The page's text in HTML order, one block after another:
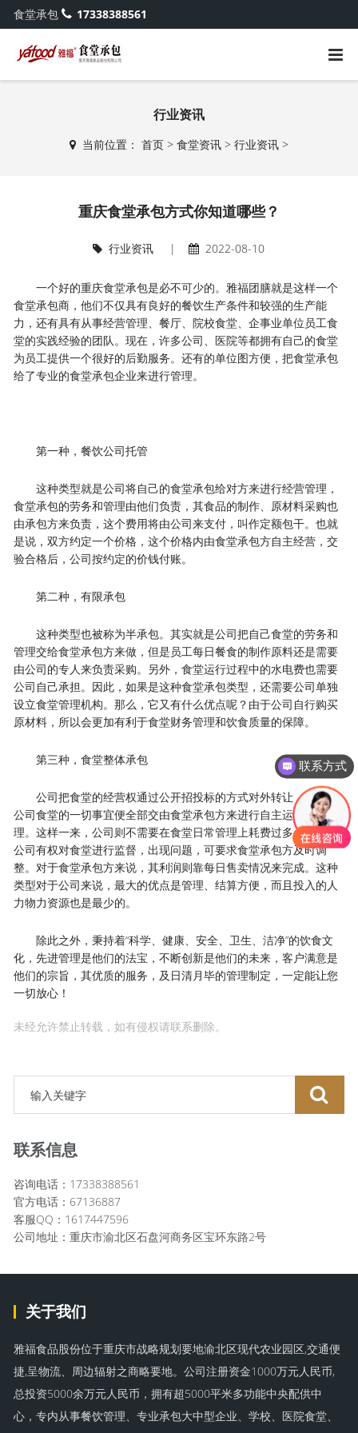
食堂承包 17338388561
行业资讯
当前位置： 首页> 食堂资讯> 行业资讯>
重庆食堂承包方式你知道哪些？
行业资讯 | 2022-08-10
一个好的重庆食堂承包是必不可少的。雅福团膳就是这样一个
食堂承包商，他们不仅具有良好的餐饮生产条件和较强的生产能
力，还有具有从事经营管理、餐厅、院校食堂、企事业单位员工食
堂的实践经验的团队。现在，许多公司、医院等都拥有自己的食堂
为员工提供一个很好的后勤服务。还有的单位图方便，把食堂承包
给了专业的食堂承包企业来进行管理。
第一种，餐饮公司托管
这种类型就是公司将自己的食堂承包给对方来进行经营管理，
食堂承包的劳务和管理由他们负责，其食品的制作、原材料采购也
由承包方来负责，这个费用将由公司来支付，叫作定额包干。也就
是说，双方约定一个价格，这个价格内由食堂承包方自主经营，交
验合格后，公司按约定的价钱付账。
第二种，有限承包
这种类型也被称为半承包。其实就是公司把自己食堂的劳务和
管理交给食堂承包方来做，但是员工每日餐食的制作原料还是需要
由公司的专人来负责采购。另外，食堂运行过程中的水电费也需要
公司自己承担。因此，如果是这种食堂承包类型，还需要公司单独
设立食堂管理机构。那么，它又有什么优点呢？由于公司自行购买
原材料，所以会更加有利于食堂财务管理和饮食质量的保障。
第三种，食堂整体承包
公司把食堂的经营权通过公开招投标的方式对外转让，此后，
公司食堂的一切事宜便全部交由食堂承包方来进行自主运营和管
理。这样一来，公司则不需要在食堂日常管理上耗费过多心思，且
公司有权对食堂进行监督，出现问题，可要求食堂承包方及时调
整。对于食堂承包方来说，其利润则靠每日售卖情况来完成。这种
类型对于公司来说，最大的优点是管理、结算方便，而且投入的人
力物力资源也是最少的。
除此之外，秉持着“科学、健康、安全、卫生、洁净”的饮食文
化，先进管理是他们的法宝，不断创新是他们的未来，客户满意是
他们的宗旨，其优质的服务，及日清月毕的管理制定，一定能让您
一切放心！
未经允许禁止转载，如有侵权请联系删除。
联系信息
咨询电话：17338388561
官方电话：67136887
客服QQ：1617447596
公司地址：重庆市渝北区石盘河商务区宝环东路2号
关于我们
雅福食品股份位于重庆市战略规划要地渝北区现代农业园区,交通便
捷,呈物流、周边辐射之商略要地。公司注册资金1000万元人民币,
总投资5000余万元人民币，拥有超5000平米多功能中央配供中
心，专内从事餐饮管理、专业承包大中型企业、学校、医院食堂、
联系方式